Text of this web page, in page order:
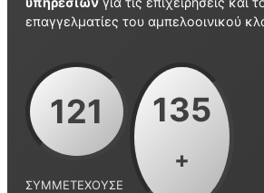
επαγγελματίες του αμπελοοινικού
121
ΣΥΜΜΕΤΈΧΟΥΣΕ
135
+